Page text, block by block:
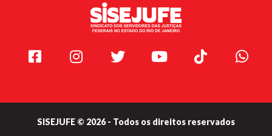
Facebook Instagram Twitter Youtube TikTok
SISEJUFE © 2026 - Todos os direitos reservados